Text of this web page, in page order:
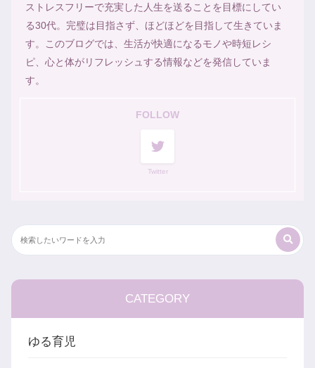
ストレスフリーで充実した人生を送ることを目標にしてい
る30代。完璧は目指さず、ほどほどを目指して生きていま
す。このブログでは、生活が快適になるモノや時短レシ
ピ、心と体がリフレッシュする情報などを発信していま
す。
FOLLOW
Twitter
CATEGORY
ゆる育児